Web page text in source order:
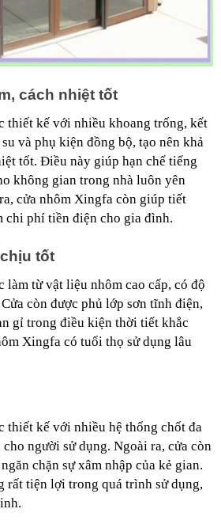
cách nhiệt tốt
thiết kế với nhiều khoang trống, kết
và phụ kiện đồng bộ, tạo nên khả
tốt. Điều này giúp hạn chế tiếng
không gian trong nhà luôn yên
cửa nhôm Xingfa còn giúp tiết
chi phí tiền điện cho gia đình.
tốt
làm từ vật liệu nhôm cao cấp, có độ
còn được phủ lớp sơn tĩnh điện,
gỉ trong điều kiện thời tiết khắc
Xingfa có tuổi thọ sử dụng lâu
thiết kế với nhiều hệ thống chốt đa
cho người sử dụng. Ngoài ra, cửa còn
chặn sự xâm nhập của kẻ gian.
rất tiện lợi trong quá trình sử dụng,